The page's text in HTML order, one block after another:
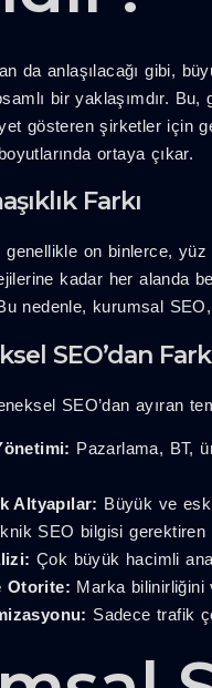
da anlaşılacağı gibi,
bir yaklaşımdır.
gösteren şirketler için
ortaya çıkar.
Farkı
genellikle on binlerce,
kadar her alanda
nedenle, kurumsal
SEO’dan
SEO’dan ayıran
Pazarlama, BT,
Altyapılar: Büyük ve
SEO bilgisi gerektiren
Çok büyük hacimli
Otorite: Marka
Sadece trafik